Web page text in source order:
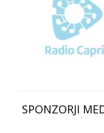
SPONZORJI